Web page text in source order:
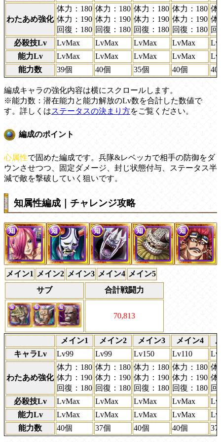
わたあめ強化
体力：180
体力：190
回復：180
体力：180
体力：190
回復：180
体力：180
体力：190
回復：180
体力：180
体力：190
回復：180
体
体
回
必殺技Lv
LvMax LvMax LvMax LvMax
能力Lv
LvMax LvMax LvMax LvMax
能力数
39個 40個 35個 40個 40
編成キャラの強化内容は横にスクロールします。
※能力数：潜在能力と能力解放のLv数を合計した数値で
す。詳しくはステータスの決まり方をご覧ください。
編成のポイント
心属性で固めた編成です。兵隊&レベッカで相手の防御をダ
ウンさせつつ、固定ダメージ、封じ状態付与、ステータス半
減で敵を撃破していく狙いです。
知属性編成｜チャレンジ攻略
メイン1 メイン2 メイン3 メイン4 メイン5
サブ
合計戦闘力
70,813
メイン1 メイン2 メイン3 メイン4
キャラLv
Lv99 Lv99 Lv150 Lv110
わたあめ強化
体力：180
体力：190
回復：180
体力：180
体力：190
回復：180
体力：180
体力：190
回復：180
体力：180
体力：190
回復：180
体
体
回
必殺技Lv
LvMax LvMax LvMax LvMax
能力Lv
LvMax LvMax LvMax LvMax
能力数
40個 37個 40個 40個 37